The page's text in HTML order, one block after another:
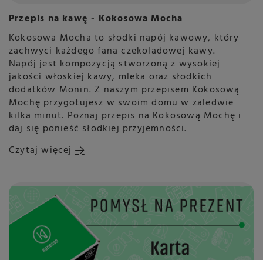
Przepis na kawę - Kokosowa Mocha
Kokosowa Mocha to słodki napój kawowy, który
zachwyci każdego fana czekoladowej kawy.
Napój jest kompozycją stworzoną z wysokiej
jakości włoskiej kawy, mleka oraz słodkich
dodatków Monin. Z naszym przepisem Kokosową
Mochę przygotujesz w swoim domu w zaledwie
kilka minut. Poznaj przepis na Kokosową Mochę i
daj się ponieść słodkiej przyjemności.
Czytaj więcej